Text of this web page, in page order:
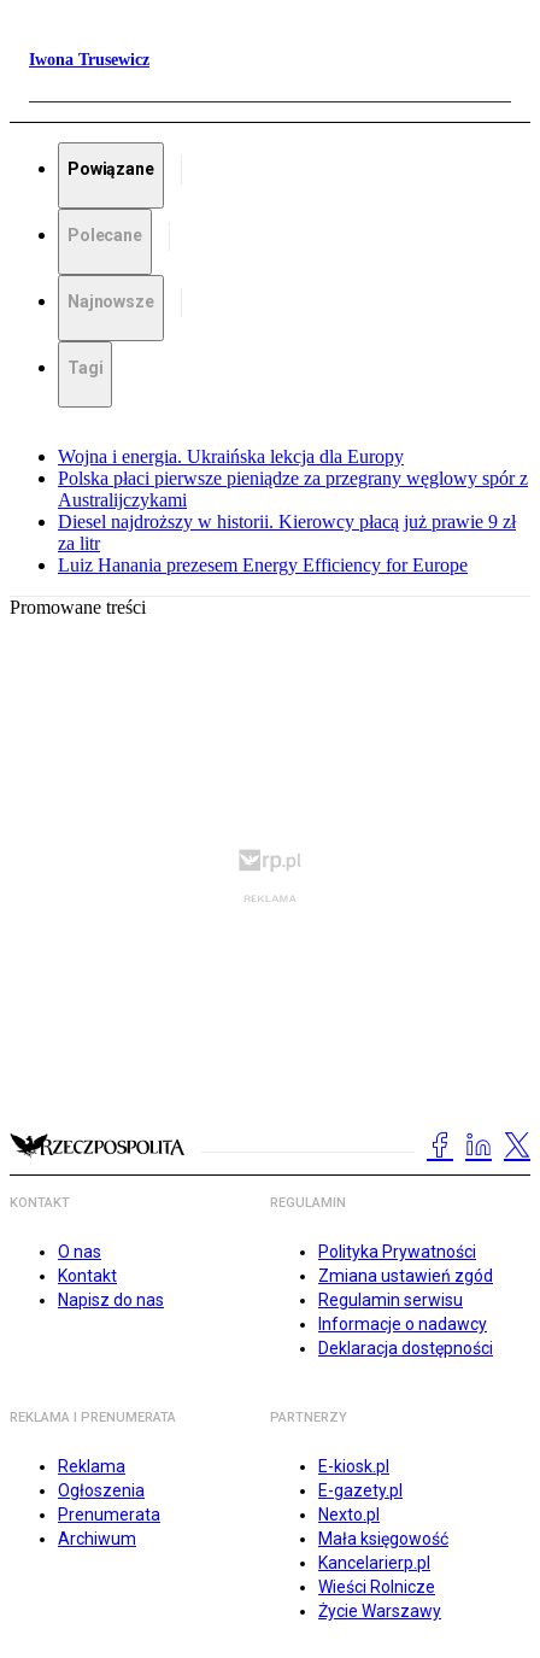
Iwona Trusewicz
Powiązane
Polecane
Najnowsze
Tagi
Wojna i energia. Ukraińska lekcja dla Europy
Polska płaci pierwsze pieniądze za przegrany węglowy spór z
Australijczykami
Diesel najdroższy w historii. Kierowcy płacą już prawie 9 zł
za litr
Luiz Hanania prezesem Energy Efficiency for Europe
Promowane treści
KONTAKT
O nas
Kontakt
Napisz do nas
REGULAMIN
Polityka Prywatności
Zmiana ustawień zgód
Regulamin serwisu
Informacje o nadawcy
Deklaracja dostępności
REKLAMA I PRENUMERATA
Reklama
Ogłoszenia
Prenumerata
Archiwum
PARTNERZY
E-kiosk.pl
E-gazety.pl
Nexto.pl
Mała księgowość
Kancelarierp.pl
Wieści Rolnicze
Życie Warszawy